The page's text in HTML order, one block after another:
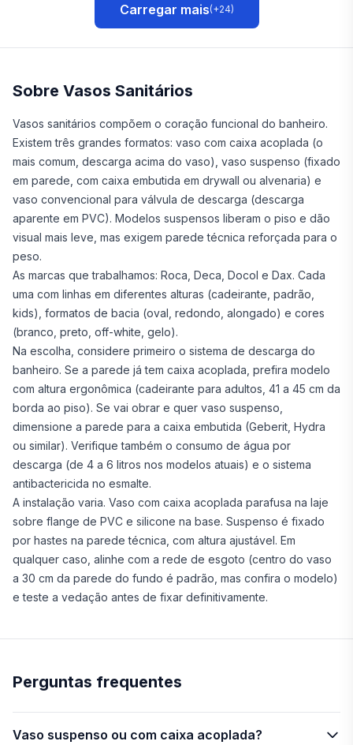
Carregar mais(+24)
Sobre Vasos Sanitários
Vasos sanitários compõem o coração funcional do banheiro.
Existem três grandes formatos: vaso com caixa acoplada (o
mais comum, descarga acima do vaso), vaso suspenso (fixado
em parede, com caixa embutida em drywall ou alvenaria) e
vaso convencional para válvula de descarga (descarga
aparente em PVC). Modelos suspensos liberam o piso e dão
visual mais leve, mas exigem parede técnica reforçada para o
peso.
As marcas que trabalhamos: Roca, Deca, Docol e Dax. Cada
uma com linhas em diferentes alturas (cadeirante, padrão,
kids), formatos de bacia (oval, redondo, alongado) e cores
(branco, preto, off-white, gelo).
Na escolha, considere primeiro o sistema de descarga do
banheiro. Se a parede já tem caixa acoplada, prefira modelo
com altura ergonômica (cadeirante para adultos, 41 a 45 cm da
borda ao piso). Se vai obrar e quer vaso suspenso,
dimensione a parede para a caixa embutida (Geberit, Hydra
ou similar). Verifique também o consumo de água por
descarga (de 4 a 6 litros nos modelos atuais) e o sistema
antibactericida no esmalte.
A instalação varia. Vaso com caixa acoplada parafusa na laje
sobre flange de PVC e silicone na base. Suspenso é fixado
por hastes na parede técnica, com altura ajustável. Em
qualquer caso, alinhe com a rede de esgoto (centro do vaso
a 30 cm da parede do fundo é padrão, mas confira o modelo)
e teste a vedação antes de fixar definitivamente.
Perguntas frequentes
Vaso suspenso ou com caixa acoplada?